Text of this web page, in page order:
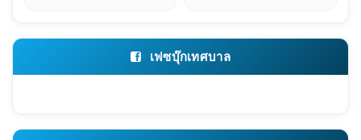
เฟซบุ๊กเทศบาล